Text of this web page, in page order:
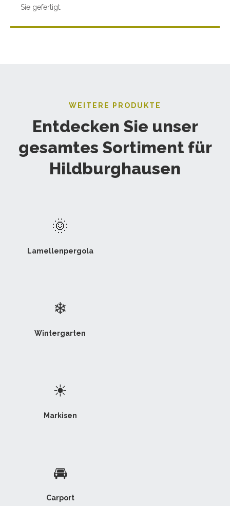
Sie gefertigt.
WEITERE PRODUKTE
Entdecken Sie unser
gesamtes Sortiment für
Hildburghausen
🌞
Lamellenpergola
❄
Wintergarten
☀
Markisen
🚘
Carport